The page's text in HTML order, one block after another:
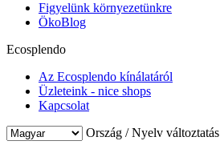
Figyelünk környezetünkre
ÖkoBlog
Ecosplendo
Az Ecosplendo kínálatáról
Üzleteink - nice shops
Kapcsolat
Ország / Nyelv változtatás